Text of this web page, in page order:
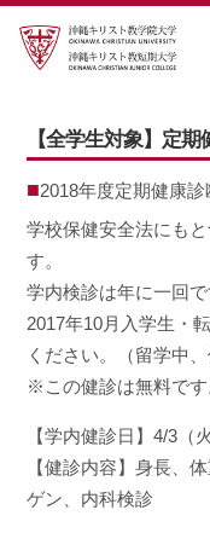
【全学生対象】定
2018年度定期健康診
学校保健安全法にも
す。
学内検診は年に一回
2017年10月入学生・
ください。（留学中
※この健診は無料です
【学内健診日】4/3（
【健診内容】身長、
ゲン、内科検診